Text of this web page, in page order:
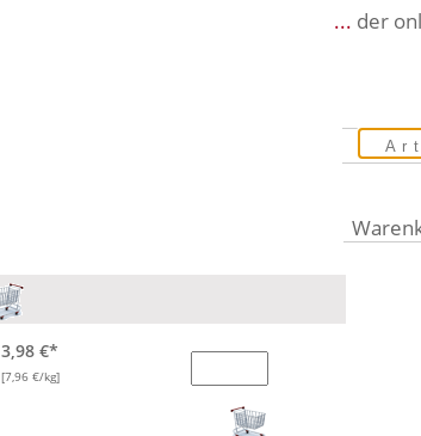
... der
3,98 €*
[7,96 €/kg]